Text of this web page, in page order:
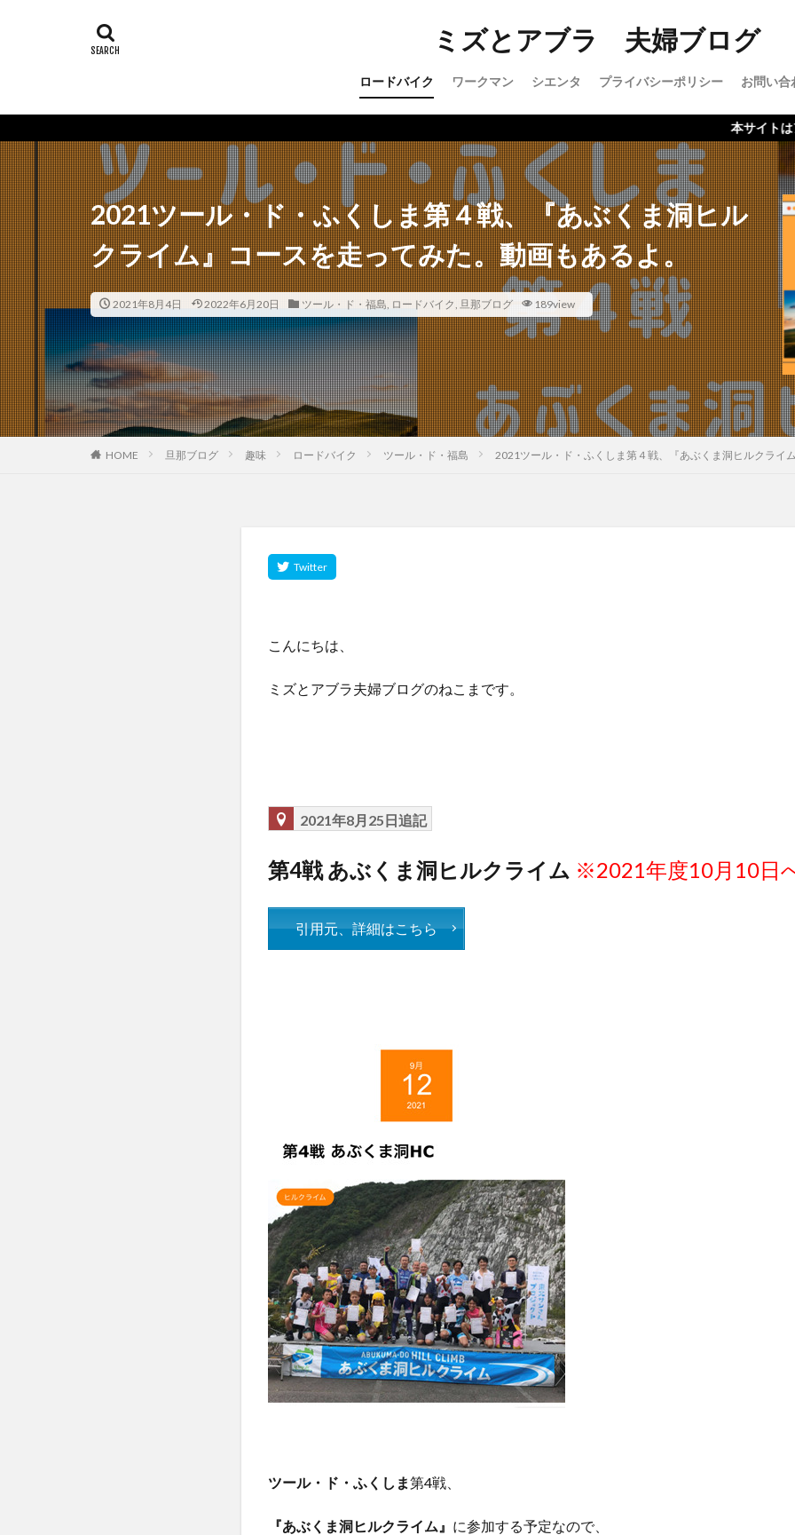
ミズとアブラ 夫婦ブログ
ロードバイク ワークマン シエンタ プライバシーポリシー お問い合
本サイトはアフィリエ
2021ツール・ド・ふくしま第４戦、『あぶくま洞ヒル
クライム』コースを走ってみた。動画もあるよ。
2021年8月4日 2022年6月20日 ツール・ド・福島, ロードバイク, 旦那ブログ 189view
HOME 旦那ブログ 趣味 ロードバイク ツール・ド・福島 2021ツール・ド・ふくしま第４戦、『あぶくま洞ヒルクライ
こんにちは、
ミズとアブラ夫婦ブログのねこまです。
2021年8月25日追記
第4戦 あぶくま洞ヒルクライム ※2021年度10月10日
引用元、詳細はこちら
ツール・ド・ふくしま第4戦、
『あぶくま洞ヒルクライム』 に参加する予定なので、